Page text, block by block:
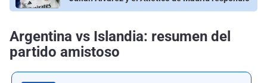
Argentina vs Islandia: resumen del
partido amistoso